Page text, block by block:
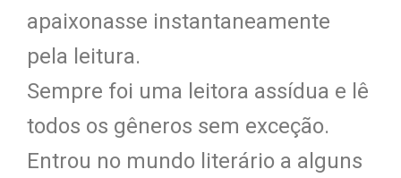
apaixonasse instantaneamente
pela leitura.
Sempre foi uma leitora assídua e lê
todos os gêneros sem exceção.
Entrou no mundo literário a alguns